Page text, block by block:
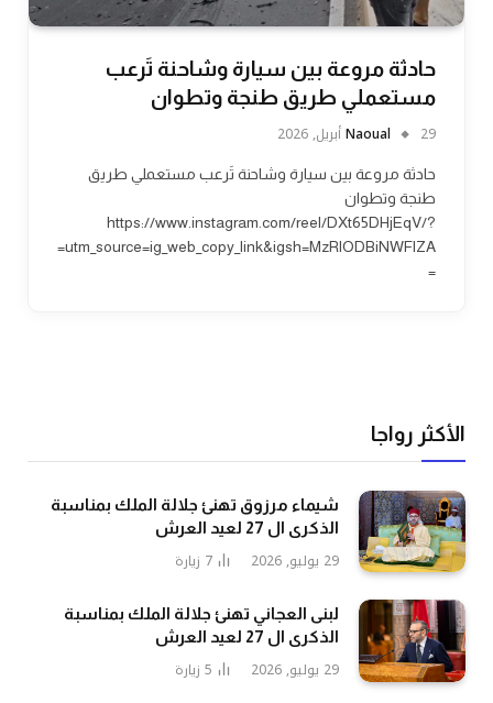
حادثة مروعة بين سيارة وشاحنة تَرعب
مستعملي طريق طنجة وتطوان
Naoual 29 أبريل, 2026
حادثة مروعة بين سيارة وشاحنة تَرعب مستعملي طريق
طنجة وتطوان
https://www.instagram.com/reel/DXt65DHjEqV/?
utm_source=ig_web_copy_link&igsh=MzRlODBiNWFlZA=
=
الأكثر رواجا
شيماء مرزوق تهنئ جلالة الملك بمناسبة
الذكرى ال 27 لعيد العرش
29 يوليو, 2026 7 زيارة
لبنى العجاني تهنئ جلالة الملك بمناسبة
الذكرى ال 27 لعيد العرش
29 يوليو, 2026 5 زيارة